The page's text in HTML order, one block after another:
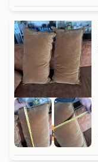
Mooi en betaalbaar